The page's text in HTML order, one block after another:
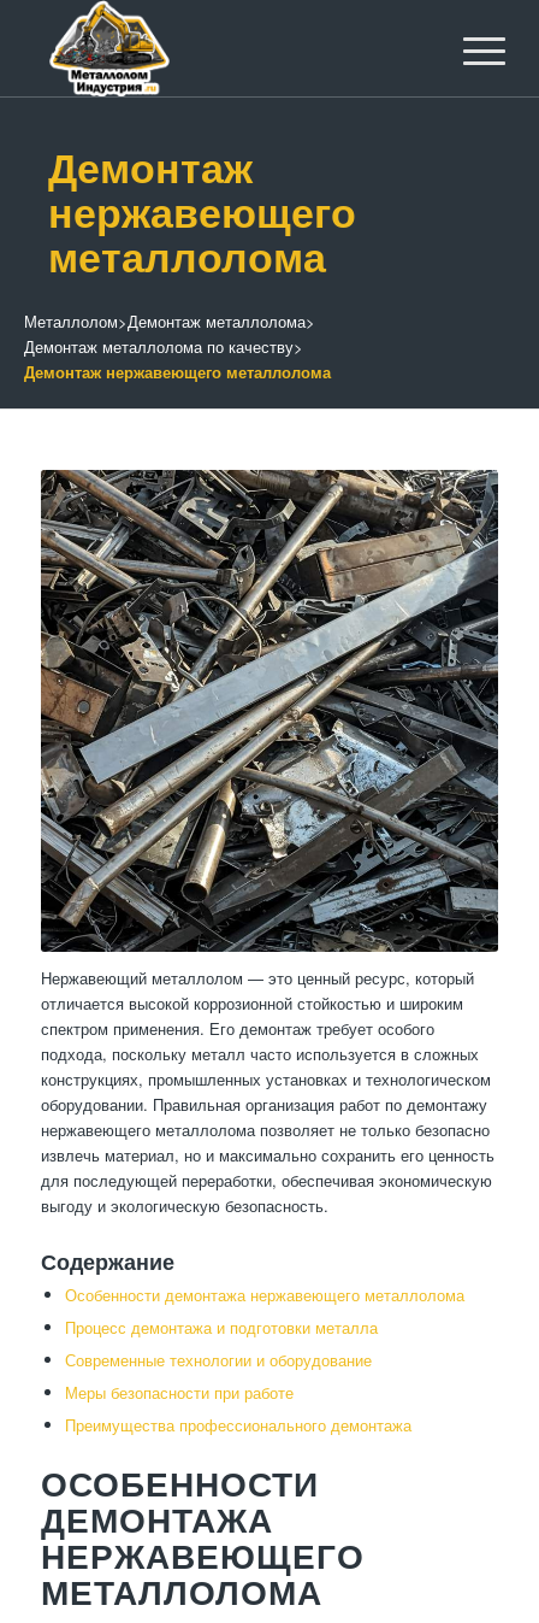
Демонтаж
нержавеющего
металлолома
Металлолом>Демонтаж металлолома>
Демонтаж металлолома по качеству>
Демонтаж нержавеющего металлолома
Нержавеющий металлолом — это ценный ресурс, который
отличается высокой коррозионной стойкостью и широким
спектром применения. Его демонтаж требует особого
подхода, поскольку металл часто используется в сложных
конструкциях, промышленных установках и технологическом
оборудовании. Правильная организация работ по демонтажу
нержавеющего металлолома позволяет не только безопасно
извлечь материал, но и максимально сохранить его ценность
для последующей переработки, обеспечивая экономическую
выгоду и экологическую безопасность.
Содержание
Особенности демонтажа нержавеющего металлолома
Процесс демонтажа и подготовки металла
Современные технологии и оборудование
Меры безопасности при работе
Преимущества профессионального демонтажа
ОСОБЕННОСТИ
ДЕМОНТАЖА
НЕРЖАВЕЮЩЕГО
МЕТАЛЛОЛОМА